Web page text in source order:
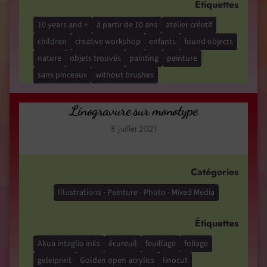
Étiquettes
10 years and + à partir de 10 ans
atelier créatif
children
creative workshop enfants
found objects
nature
objets trouvés painting
peinture
sans pinceaux
without brushes
Linogravure sur monotype
8 juillet 2021
Catégories
Illustrations - Peinture - Photo - Mixed Media
Étiquettes
Akua intaglio inks écureuil feuillage
foliage
geleiprint
Golden open acrylics linocut